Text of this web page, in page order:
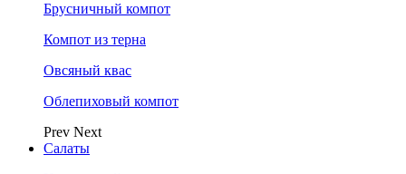
Брусничный компот
Компот из терна
Овсяный квас
Облепиховый компот
Prev Next
Салаты